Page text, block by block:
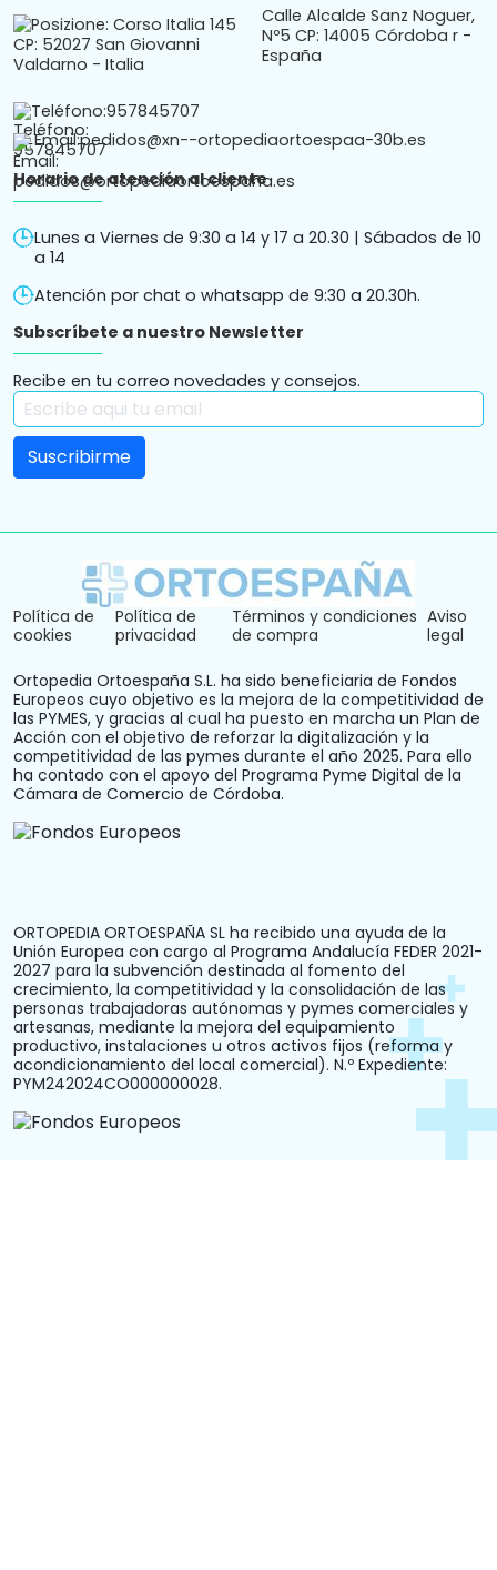
Calle Alcalde Sanz Noguer,
Nº5 CP: 14005 Córdoba r -
España
Teléfono:957845707
Email:pedidos@xn--ortopediaortoespaa-30b.es
Horario de atención al cliente
Lunes a Viernes de 9:30 a 14 y 17 a 20.30 | Sábados de 10
a 14
Atención por chat o whatsapp de 9:30 a 20.30h.
Subscríbete a nuestro Newsletter
Recibe en tu correo novedades y consejos.
Política de
cookies
Política de
privacidad
Términos y condiciones
de compra
Aviso
legal
Ortopedia Ortoespaña S.L. ha sido beneficiaria de Fondos
Europeos cuyo objetivo es la mejora de la competitividad de
las PYMES, y gracias al cual ha puesto en marcha un Plan de
Acción con el objetivo de reforzar la digitalización y la
competitividad de las pymes durante el año 2025. Para ello
ha contado con el apoyo del Programa Pyme Digital de la
Cámara de Comercio de Córdoba.
ORTOPEDIA ORTOESPAÑA SL ha recibido una ayuda de la
Unión Europea con cargo al Programa Andalucía FEDER 2021-
2027 para la subvención destinada al fomento del
crecimiento, la competitividad y la consolidación de las
personas trabajadoras autónomas y pymes comerciales y
artesanas, mediante la mejora del equipamiento
productivo, instalaciones u otros activos fijos (reforma y
acondicionamiento del local comercial). N.º Expediente:
PYM242024CO000000028.